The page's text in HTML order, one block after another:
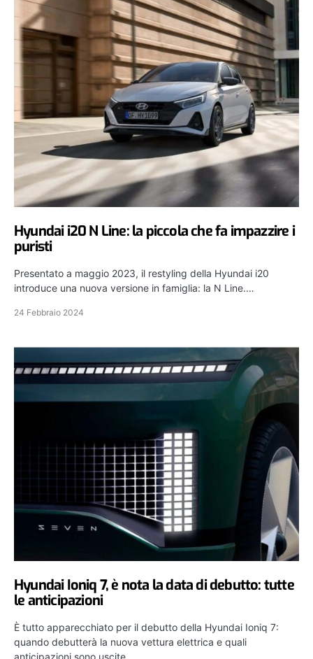
Hyundai i20 N Line: la piccola che fa impazzire i
puristi
Presentato a maggio 2023, il restyling della Hyundai i20
introduce una nuova versione in famiglia: la N Line.…
24 Febbraio 2024
Hyundai Ioniq 7, è nota la data di debutto: tutte
le anticipazioni
È tutto apparecchiato per il debutto della Hyundai Ioniq 7:
quando debutterà la nuova vettura elettrica e quali